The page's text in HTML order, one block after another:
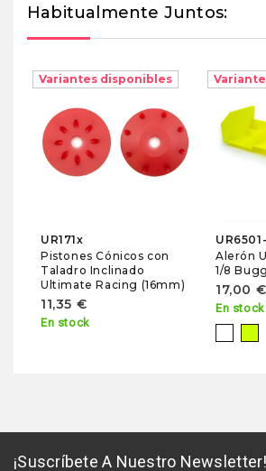
Habitualmente Juntos:
Variantes disponibles
UR171x
Pistones Cónicos con
Taladro Inclinado
Ultimate Racing (16mm)
11,35 €
En stock
Alerón
1/8
17,00 €
En stock
¡Suscríbete A Nuestro Newsletter!